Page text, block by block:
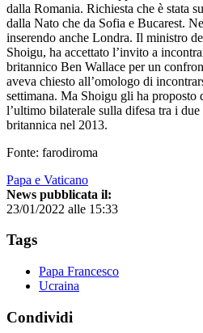
dalla Romania. Richiesta che è stata
dalla Nato che da Sofia e Bucarest.
inserendo anche Londra. Il ministro
Shoigu, ha accettato l’invito a
britannico Ben Wallace per un
aveva chiesto all’omologo di
settimana. Ma Shoigu gli ha proposto
l’ultimo bilaterale sulla difesa tra i
britannica nel 2013.
Fonte: farodiroma
Papa e Vaticano
News pubblicata il:
23/01/2022 alle 15:33
Tags
Papa Francesco
Ucraina
Condividi